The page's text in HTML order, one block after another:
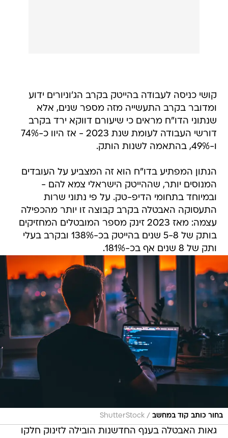
קושי כניסה לעבודה בהייטק בקרב הג'וניורים ידוע
ומדובר בקרב התעשייה מזה מספר שנים, אלא
שנתוני הדו"ח מראים כי שיעורם דווקא ירד בקרב
דורשי העבודה לעומת שנת 2023 - אז היוו כ-74%
ו-49%, בהתאמה לשנות הותק.
הנתון המפתיע בדו"ח הוא זה המצביע על העובדים
המנוסים יותר, שההייטק הישראלי צמא להם -
ובמיוחד בתחומי הדיפ-טק. על פי נתוני שרות
התעסוקה האבטלה בקרב קבוצה זו יותר מהכפילה
עצמה: מאז 2023 זינק מספר המובטלים המחזיקים
בותק של 5-8 שנים בהייטק בכ-138% ובקרב בעלי
ותק של 8 שנים אף בכ-181%.
בחור כותב קוד במחשב /
ShutterStock
גאות האבטלה בענף החדשנות הובילה לזינוק חלקו